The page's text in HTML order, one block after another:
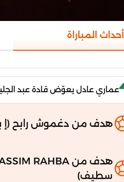
أحداث المباراة
عماري عادل يعوّض قادة عبد
هدف من دغموش رابح (إ
سطيف)